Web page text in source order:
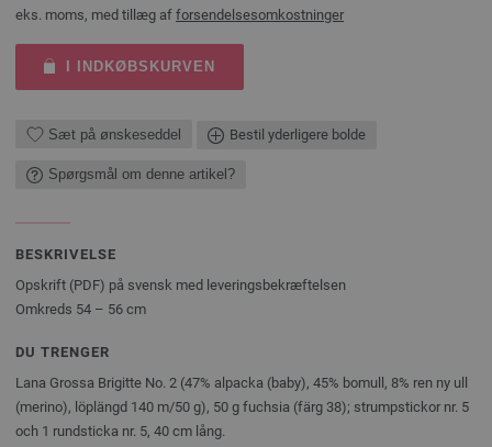
eks. moms, med tillæg af forsendelsesomkostninger
I INDKØBSKURVEN
Sæt på ønskeseddel Bestil yderligere bolde
Spørgsmål om denne artikel?
BESKRIVELSE
Opskrift (PDF) på svensk med leveringsbekræftelsen
Omkreds 54 – 56 cm
DU TRENGER
Lana Grossa Brigitte No. 2 (47% alpacka (baby), 45% bomull, 8% ren ny ull
(merino), löplängd 140 m/50 g), 50 g fuchsia (färg 38); strumpstickor nr. 5
och 1 rundsticka nr. 5, 40 cm lång.